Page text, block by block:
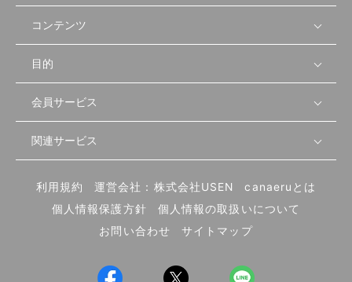
コンテンツ
無料開業相談
セミナー情報
セミナー動画
物件を探す
首都圏
北海道
先輩開業者の声
開業・経営に関する記事
編集ポリシー
業態別の開業方法
UIターン開業特集
目的
店舗運営
物件
内装・設備
食材・仕入れ
会員サービス
会員登録
ログイン
関連サービス
飲食店サクセスガイド（外部サイト）
利用規約 運営会社：株式会社USEN
canaeruとは
個人情報保護方針
個人情報の取扱いについて
お問い合わせ
サイトマップ